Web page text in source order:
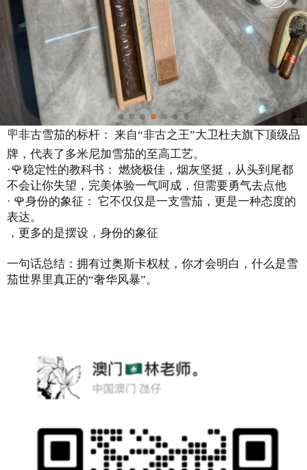
🪧非古雪茄的标杆： 来自“非古之王”大卫杜夫旗下顶级品
牌，代表了多米尼加雪茄的至高工艺。
·🌹稳定性的教科书： 燃烧极佳，烟灰坚挺，从头到尾都
不会让你失望，完美体验一气呵成，但需要勇气去点他
· 🌹身份的象征： 它不仅仅是一支雪茄，更是一种态度的
表达。
，更多的是摆设，身份的象征
一句话总结：拥有过奥斯卡权杖，你才会明白，什么是雪
茄世界里真正的“奢华风暴”。